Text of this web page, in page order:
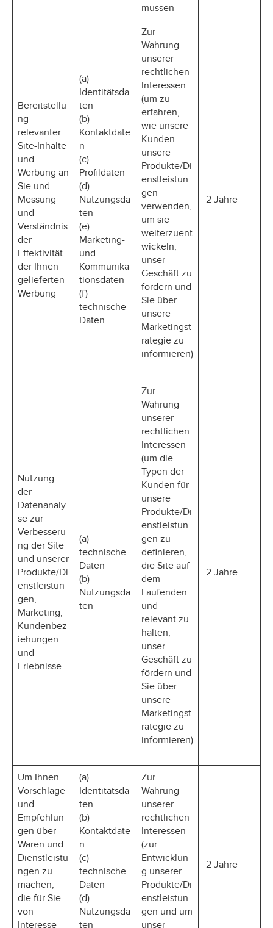
müssen
Bereitstellu
ng
relevanter
Site-Inhalte
und
Werbung an
Sie und
Messung
und
Verständnis
der
Effektivität
der Ihnen
gelieferten
Werbung
(a)
Identitätsda
ten
(b)
Kontaktdate
n
(c)
Profildaten
(d)
Nutzungsda
ten
(e)
Marketing-
und
Kommunika
tionsdaten
(f)
technische
Daten
Zur
Wahrung
unserer
rechtlichen
Interessen
(um zu
erfahren,
wie unsere
Kunden
unsere
Produkte/Di
enstleistun
gen
verwenden,
um sie
weiterzuent
wickeln,
unser
Geschäft zu
fördern und
Sie über
unsere
Marketingst
rategie zu
informieren)
2 Jahre
Nutzung
der
Datenanaly
se zur
Verbesseru
ng der Site
und unserer
Produkte/Di
enstleistun
gen,
Marketing,
Kundenbez
iehungen
und
Erlebnisse
(a)
technische
Daten
(b)
Nutzungsda
ten
Zur
Wahrung
unserer
rechtlichen
Interessen
(um die
Typen der
Kunden für
unsere
Produkte/Di
enstleistun
gen zu
definieren,
die Site auf
dem
Laufenden
und
relevant zu
halten,
unser
Geschäft zu
fördern und
Sie über
unsere
Marketingst
rategie zu
informieren)
2 Jahre
Um Ihnen
Vorschläge
und
Empfehlun
gen über
Waren und
Dienstleistu
ngen zu
machen,
die für Sie
von
Interesse
(a)
Identitätsda
ten
(b)
Kontaktdate
n
(c)
technische
Daten
(d)
Nutzungsda
ten
Zur
Wahrung
unserer
rechtlichen
Interessen
(zur
Entwicklun
g unserer
Produkte/Di
enstleistun
gen und um
unser
2 Jahre